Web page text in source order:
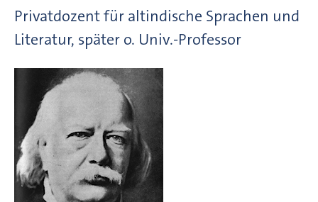
Privatdozent für altindische Sprachen und
Literatur, später o. Univ.-Professor